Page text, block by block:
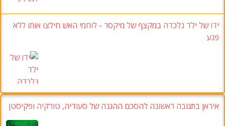
ידו של ילד נלכדה במקצף של מיקסר - לוחמי האש חילצו אותו ללא
פגע
איראן בתגובה ראשונה להסכם ההגנה של סעודיה, טורקיה ופקיסטן